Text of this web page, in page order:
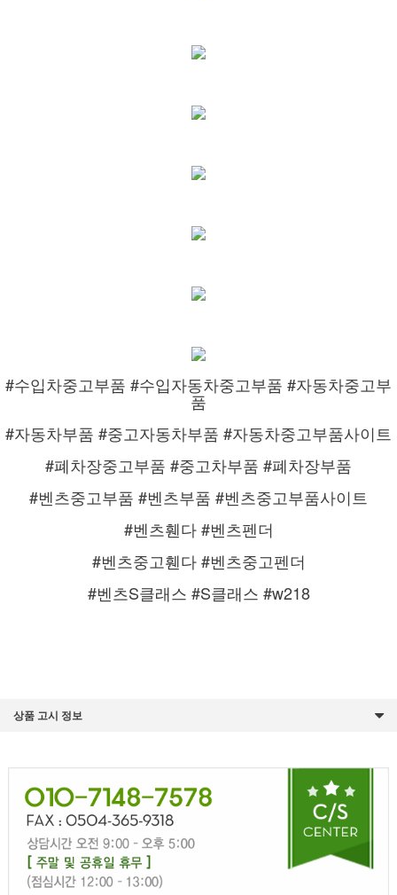
#수입차중고부품 #수입자동차중고부품 #자동차중고부
품
#자동차부품 #중고자동차부품 #자동차중고부품사이트
#폐차장중고부품 #중고차부품 #폐차장부품
#벤츠중고부품 #벤츠부품 #벤츠중고부품사이트
#벤츠휀다 #벤츠펜더
#벤츠중고휀다 #벤츠중고펜더
#벤츠S클래스 #S클래스 #w218
상품 고시 정보